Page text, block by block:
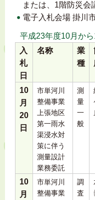
または、1階防災会
電子入札会場 掛川
平成23年度10月か
入
札
日
名称
業
種
10
月
20
日
市単河川
整備事業
上張地区
第一雨水
渠浸水対
策に伴う
測量設計
業務委託
測
量
一
般
10
月
市単河川
整備事業
調
査